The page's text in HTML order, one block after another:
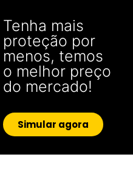
Tenha mais
proteção por
menos, temos
o melhor preço
do mercado!
Simular agora